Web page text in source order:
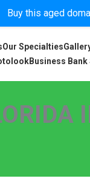
Buy this aged
Our Specialties
Business